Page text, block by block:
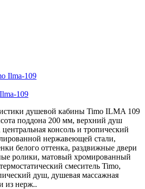
109
душевой кабины Timo ILMA 109
поддона 200 мм, верхний душ
консоль и тропический
нержавеющей стали,
белого оттенка, раздвижные двери
ролики, матовый хромированный
смеситель Timo,
душ, душевая массажная
из нерж..